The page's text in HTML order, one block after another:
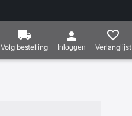
Volg bestelling Inloggen Verlanglijst